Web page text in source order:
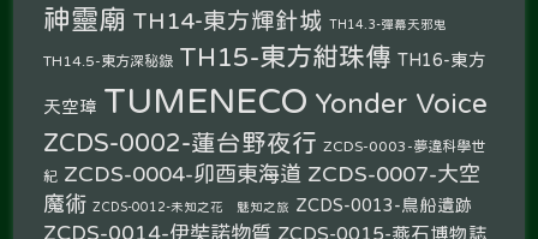
神靈廟 TH14-東方輝針城 TH14.3-彈幕天邪鬼
TH14.5-東方深秘錄 TH15-東方紺珠傳 TH16-東方
天空璋 TUMENECO Yonder Voice
ZCDS-0002-蓮台野夜行 ZCDS-0003-夢違科學世
紀 ZCDS-0004-卯酉東海道 ZCDS-0007-大空
魔術 ZCDS-0012-未知之花 魅知之旅 ZCDS-0013-鳥船遺跡
ZCDS-0014-伊奘諾物質 ZCDS-0015-燕石博物誌